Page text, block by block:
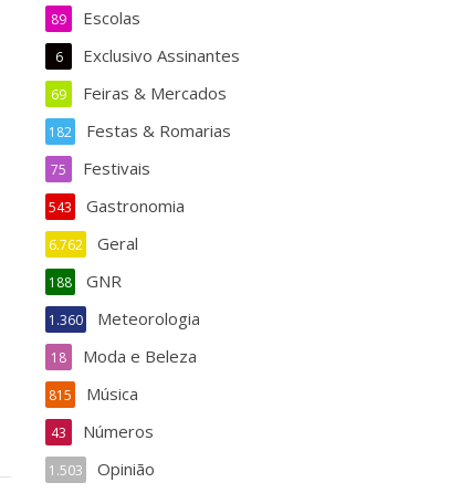
Escolas
89
Exclusivo Assinantes
6
Feiras & Mercados
69
Festas & Romarias
182
Festivais
75
Gastronomia
543
Geral
6.762
GNR
188
Meteorologia
1.360
Moda e Beleza
18
Música
815
Números
43
Opinião
1.503